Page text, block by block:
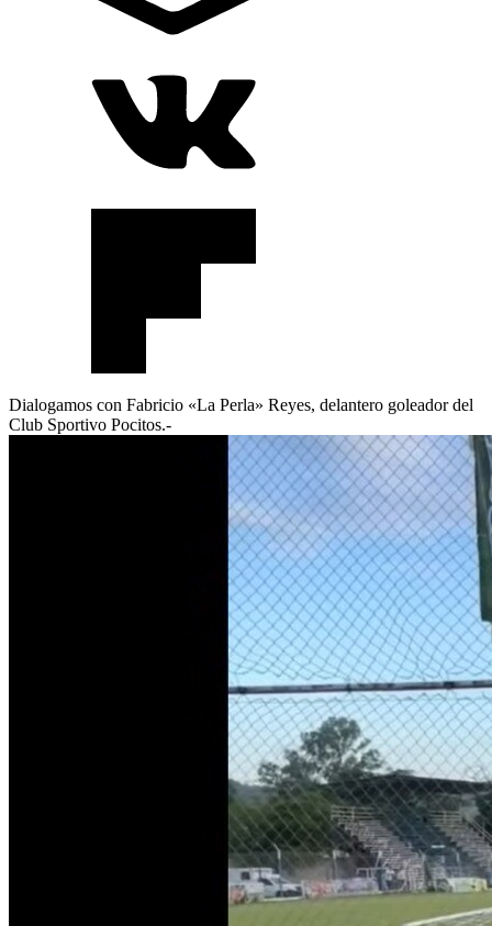
Dialogamos con Fabricio «La Perla» Reyes, delantero goleador del
Club Sportivo Pocitos.-